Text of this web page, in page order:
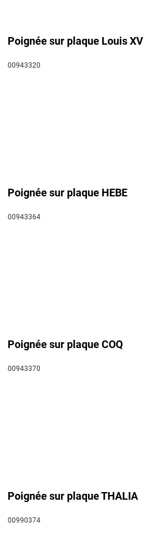
Poignée sur plaque Louis XV
00943320
Poignée sur plaque HEBE
00943364
Poignée sur plaque COQ
00943370
Poignée sur plaque THALIA
00990374